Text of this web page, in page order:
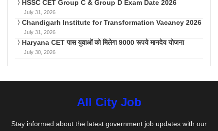
HSSC CET Group C & Group D Exam Date 2026
July 31, 2026
Chandigarh Institute for Transformation Vacancy 2026
July 31, 2026
Haryana CET पास युवाओं को मिलेगा 9000 रूपये मानदेय योजना
July 30, 2026
All City Job
Stay informed about the latest government job updates with our